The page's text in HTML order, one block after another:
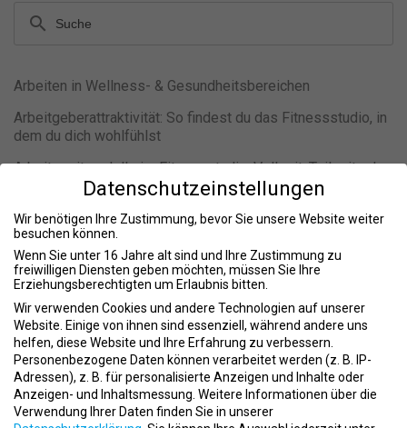
search
Arbeiten in Wellness- & Gesundheitsbereichen
Arbeitgeberattraktivität: So findest du das Fitnessstudio, in
dem du dich wohlfühlst
Arbeitszeitmodelle im Fitnessstudio: Vollzeit, Teilzeit oder
Bewerbung im Fitnessstudio
Boutique-Studio oder Fitnesskette? So triffst du die
richtige Entscheidung für deine Karriere
Burnout im Fitnessstudio vermeiden: Wie Fitnesstrainer
langfristig gesund und motiviert bleiben
ChatGPT für Fitnesstrainer: So nutzt du KI sinnvoll im
Studioalltag und sparst wertvolle Zeit
Das Arbeitszeugnis
Datenschutzeinstellungen
Wir benötigen Ihre Zustimmung, bevor Sie unsere Website weiter
besuchen können.
Wenn Sie unter 16 Jahre alt sind und Ihre Zustimmung zu
freiwilligen Diensten geben möchten, müssen Sie Ihre
Erziehungsberechtigten um Erlaubnis bitten.
Wir verwenden Cookies und andere Technologien auf unserer
Website. Einige von ihnen sind essenziell, während andere uns
helfen, diese Website und Ihre Erfahrung zu verbessern.
Personenbezogene Daten können verarbeitet werden (z. B. IP-
Adressen), z. B. für personalisierte Anzeigen und Inhalte oder
Anzeigen- und Inhaltsmessung. Weitere Informationen über die
Verwendung Ihrer Daten finden Sie in unserer